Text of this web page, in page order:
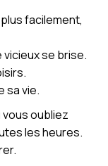
facilement,
se brise.
sa vie.
vous oubliez
les heures.